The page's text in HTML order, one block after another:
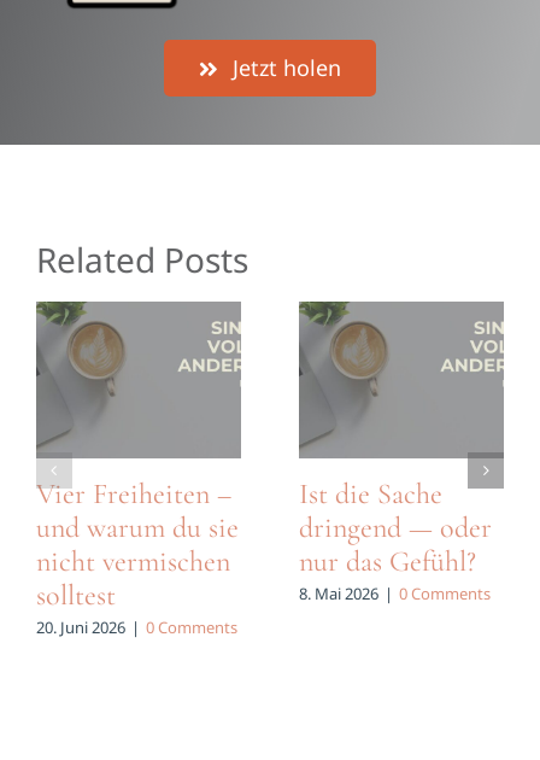
Jetzt holen
Related Posts
Vier Freiheiten –
und warum du sie
nicht vermischen
solltest
20. Juni 2026 | 0 Comments
Ist die Sache
dringend — oder
nur das Gefühl?
8. Mai 2026 | 0 Comments